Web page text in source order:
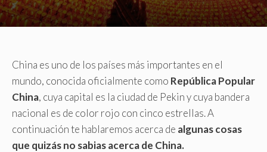
China es uno de los países más importantes en el
mundo, conocida oficialmente como República Popular
China, cuya capital es la ciudad de Pekin y cuya bandera
nacional es de color rojo con cinco estrellas. A
continuación te hablaremos acerca de algunas cosas
que quizás no sabias acerca de China.